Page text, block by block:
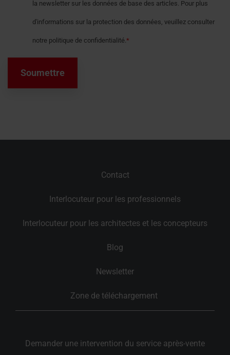
la newsletter sur les données de base des articles. Pour plus
d'informations sur la protection des données, veuillez consulter
notre politique de confidentialité.*
Contact
Interlocuteur pour les professionnels
Interlocuteur pour les architectes et les concepteurs
Blog
Newsletter
Zone de téléchargement
Demander une intervention du service après-vente